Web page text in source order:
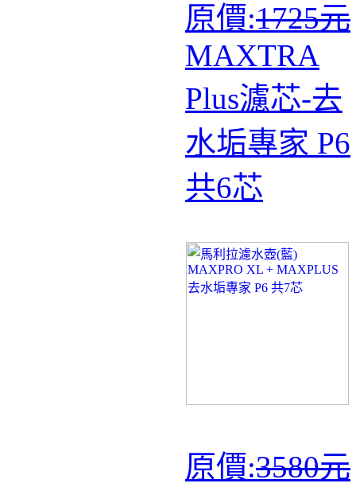
原價:1725元
MAXTRA
Plus濾芯-去
水垢專家 P6
共6芯
原價:3580元